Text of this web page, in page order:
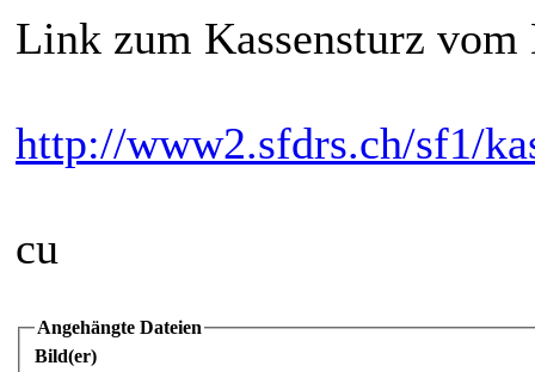
Link zum Kassensturz vom
http://www2.sfdrs.ch/sf1/
cu
Angehängte Dateien
Bild(er)